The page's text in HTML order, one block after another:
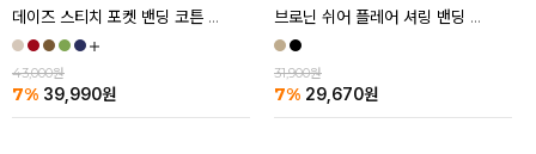
데이즈 스티치 포켓 밴딩 코튼 반바지
43,000원
7% 39,990원
브로닌 쉬어 플레어 셔링 밴딩 스커트
31,900원
7% 29,670원